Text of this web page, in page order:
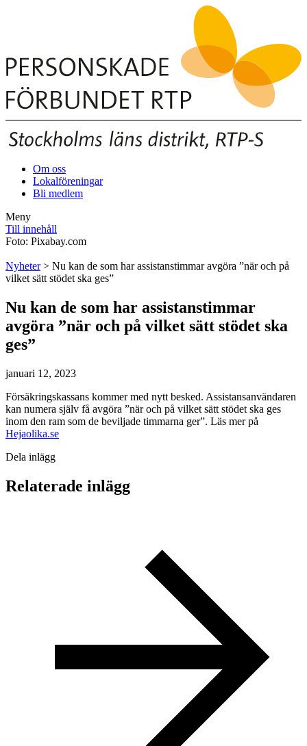
Om oss
Lokalföreningar
Bli medlem
Meny
Till innehåll
Foto: Pixabay.com
Nyheter> Nu kan de som har assistanstimmar avgöra ”när och på
vilket sätt stödet ska ges”
Nu kan de som har assistanstimmar
avgöra ”när och på vilket sätt stödet ska
ges”
januari 12, 2023
Försäkringskassans kommer med nytt besked. Assistansanvändaren
kan numera själv få avgöra ”när och på vilket sätt stödet ska ges
inom den ram som de beviljade timmarna ger”. Läs mer på
Hejaolika.se
Dela inlägg
Relaterade inlägg